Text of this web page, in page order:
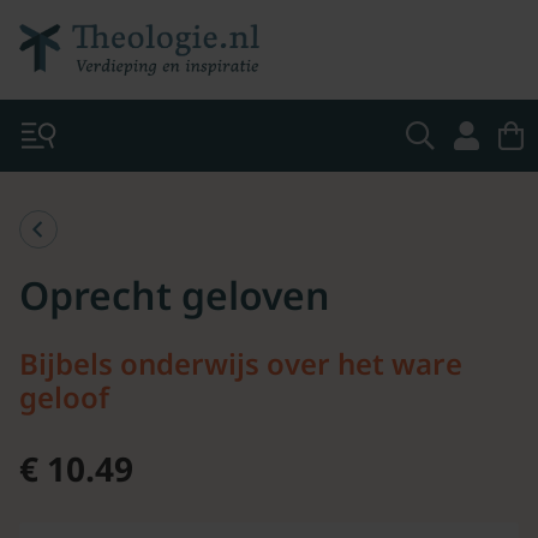
Oprecht geloven
Bijbels onderwijs over het ware
geloof
€ 10.49